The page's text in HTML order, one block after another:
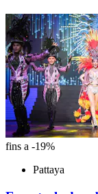
fins a -19%
Pattaya